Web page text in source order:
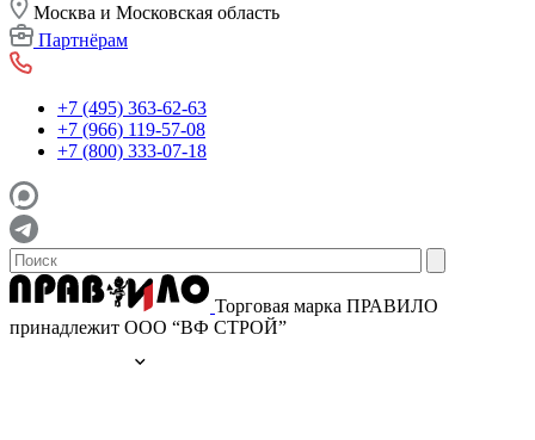
Москва и Московская область
Партнёрам
+7 (495) 363-62-63
+7 (966) 119-57-08
+7 (800) 333-07-18
Торговая марка ПРАВИЛО
принадлежит ООО “ВФ СТРОЙ”